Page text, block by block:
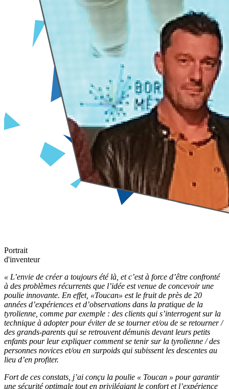
Portrait
d'inventeur
« L’envie de créer a toujours été là, et c’est à force d’être confronté
à des problèmes récurrents que l’idée est venue de concevoir une
poulie innovante. En effet, «Toucan» est le fruit de près de 20
années d’expériences et d’observations dans la pratique de la
tyrolienne, comme par exemple : des clients qui s’interrogent sur la
technique à adopter pour éviter de se tourner et/ou de se retourner /
des grands-parents qui se retrouvent démunis devant leurs petits
enfants pour leur expliquer comment se tenir sur la tyrolienne / des
personnes novices et/ou en surpoids qui subissent les descentes au
lieu d’en profiter.
Fort de ces constats, j’ai conçu la poulie « Toucan » pour garantir
une sécurité optimale tout en privilégiant le confort et l’expérience